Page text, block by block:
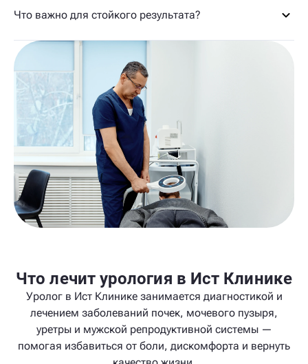
Что важно для стойкого результата?
Что лечит урология в Ист Клинике
Уролог в Ист Клинике занимается диагностикой и
лечением заболеваний почек, мочевого пузыря,
уретры и мужской репродуктивной системы —
помогая избавиться от боли, дискомфорта и вернуть